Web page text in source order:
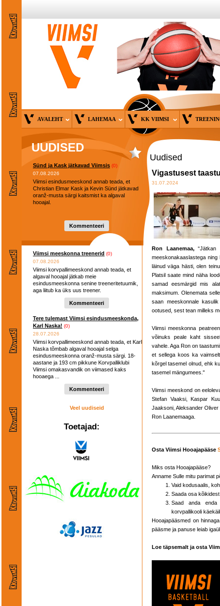
AVALEHT LAHEMAA KK VIIMSI
UUDISED
Sünd ja Kask jätkavad Viimsis (0)
07.08.2026
Viimsi esindusmeeskond annab teada, et
Christian Elmar Kask ja Kevin Sünd jätkavad
oranž-musta särgi kaitsmist ka algaval
hooajal.
Kommenteeri
Viimsi meeskonna treenerid (0)
07.08.2026
Viimsi korvpallimeeskond annab teada, et
algaval hooajal jätkab meie
esindusmeeskonna senine treeneritetuumik,
aga liitub ka üks uus treener.
Kommenteeri
Tere tulemast Viimsi esindusmeeskonda,
Karl Naska! (0)
28.07.2026
Viimsi korvpallimeeskond annab teada, et Karl
Naska tõmbab algaval hooajal selga
esindusmeeskonna oranž-musta särgi. 18-
aastane ja 193 cm pikkune Korvpalliklubi
Viimsi omakasvandik on viimased kaks
hooaega ...
Kommenteeri
Veel uudiseid
Toetajad:
Uudised
Vigastusest
31.07.2024
Ron Laanemaa,
meeskonakaaslastega
läinud väga hästi, olen
Platsil saate mind näha
samad eesmärgid mis
maksimum. Olenemata
saan meeskonnale
ootused, sest tean milleks
Viimsi meeskonna
võinuks peale kaht
vahele. Aga Ron on
et sellega koos ka
kõrgel tasemel olnud, ehk
tasemel mängumees."
Viimsi meeskond on
Stefan Vaaksi, Kaspar
Jaaksoni, Aleksander
Ron Laanemaaga.
Osta Viimsi Hooajapääse
Miks osta Hooajapääse?
Anname Sulle mitu parimat
Vaid kodusaalis,
Saada osa
Saad anda enda
korvpallikooli
Hooajapääsmed on
pääsme ja panuse leiab
Loe täpsemalt ja osta